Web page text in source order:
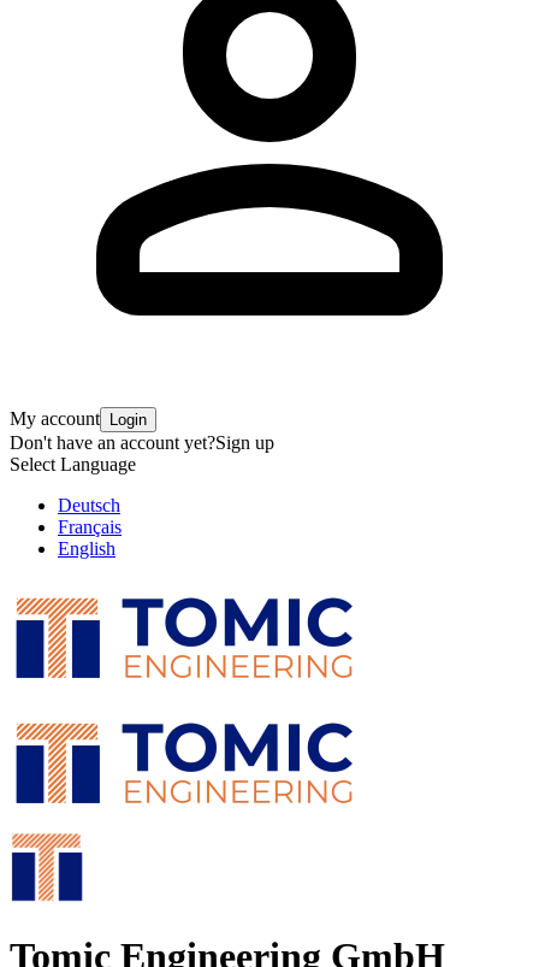
My account Login
Don't have an account yet?Sign up
Select Language
Deutsch
Français
English
Tomic Engineering GmbH